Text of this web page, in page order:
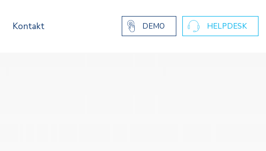
Kontakt DEMO HELPDESK